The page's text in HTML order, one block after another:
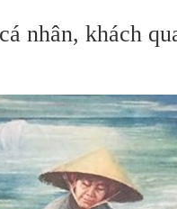
nhân, khách